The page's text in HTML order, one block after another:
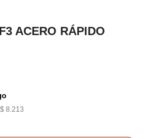
ACERO RÁPIDO
$ 8.213